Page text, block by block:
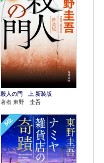
殺人の門 上 新装版
著者 東野 圭吾
5位